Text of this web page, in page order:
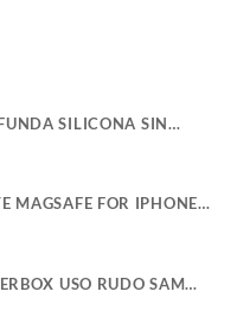
SILICONA SIN
MAGSAFE FOR IPHONE
USO RUDO SAM
ULTRA